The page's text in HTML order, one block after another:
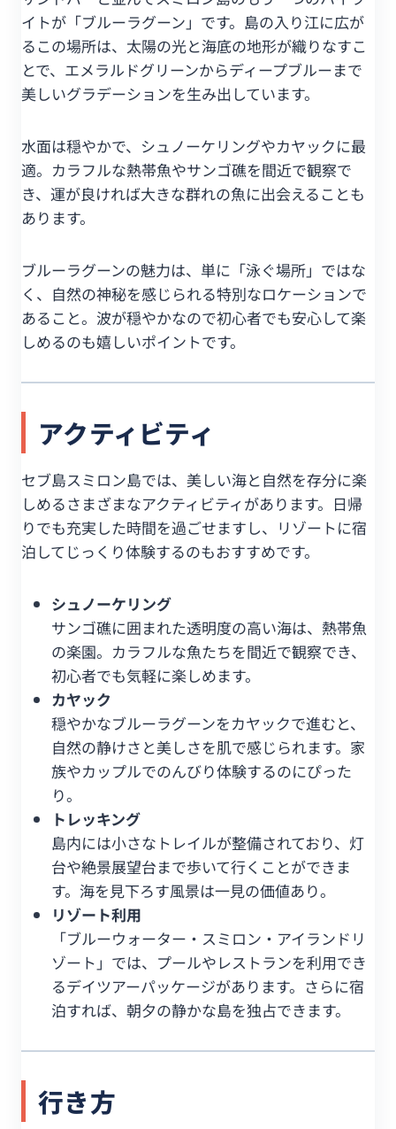
イトが「ブルーラグーン」です。島の入り江に広が
るこの場所は、太陽の光と海底の地形が織りなすこ
とで、エメラルドグリーンからディープブルーまで
美しいグラデーションを生み出しています。
水面は穏やかで、シュノーケリングやカヤックに最
適。カラフルな熱帯魚やサンゴ礁を間近で観察で
き、運が良ければ大きな群れの魚に出会えることも
あります。
ブルーラグーンの魅力は、単に「泳ぐ場所」ではな
く、自然の神秘を感じられる特別なロケーションで
あること。波が穏やかなので初心者でも安心して楽
しめるのも嬉しいポイントです。
アクティビティ
セブ島スミロン島では、美しい海と自然を存分に楽
しめるさまざまなアクティビティがあります。日帰
りでも充実した時間を過ごせますし、リゾートに宿
泊してじっくり体験するのもおすすめです。
シュノーケリング
サンゴ礁に囲まれた透明度の高い海は、熱帯魚
の楽園。カラフルな魚たちを間近で観察でき、
初心者でも気軽に楽しめます。
カヤック
穏やかなブルーラグーンをカヤックで進むと、
自然の静けさと美しさを肌で感じられます。家
族やカップルでのんびり体験するのにぴった
り。
トレッキング
島内には小さなトレイルが整備されており、灯
台や絶景展望台まで歩いて行くことができま
す。海を見下ろす風景は一見の価値あり。
リゾート利用
「ブルーウォーター・スミロン・アイランドリ
ゾート」では、プールやレストランを利用でき
るデイツアーパッケージがあります。さらに宿
泊すれば、朝夕の静かな島を独占できます。
行き方